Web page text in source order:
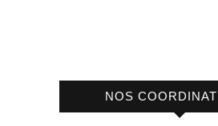
NOS